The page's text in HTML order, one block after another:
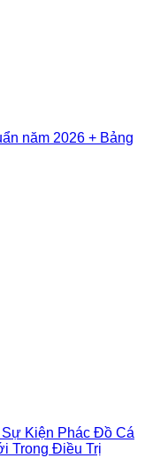
năm 2026 + Bảng
Kiện Phác Đồ Cá
Trong Điều Trị